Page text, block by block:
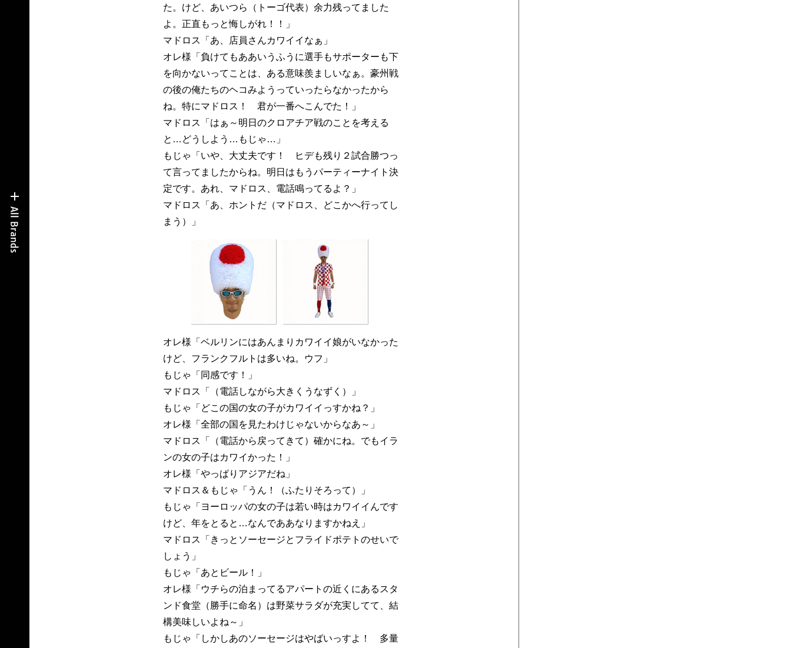
た。けど、あいつら（トーゴ代表）余力残ってました
よ。正直もっと悔しがれ！！」
マドロス「あ、店員さんカワイイなぁ」
オレ様「負けてもああいうふうに選手もサポーターも下
を向かないってことは、ある意味羨ましいなぁ。豪州戦
の後の俺たちのヘコみようっていったらなかったから
ね。特にマドロス！ 君が一番へこんでた！」
マドロス「はぁ～明日のクロアチア戦のことを考える
と…どうしよう…もじゃ…」
もじゃ「いや、大丈夫です！ ヒデも残り２試合勝つっ
て言ってましたからね。明日はもうパーティーナイト決
定です。あれ、マドロス、電話鳴ってるよ？」
マドロス「あ、ホントだ（マドロス、どこかへ行ってし
まう）」
オレ様「ベルリンにはあんまりカワイイ娘がいなかった
けど、フランクフルトは多いね。ウフ」
もじゃ「同感です！」
マドロス「（電話しながら大きくうなずく）」
もじゃ「どこの国の女の子がカワイイっすかね？」
オレ様「全部の国を見たわけじゃないからなあ～」
マドロス「（電話から戻ってきて）確かにね。でもイラ
ンの女の子はカワイかった！」
オレ様「やっぱりアジアだね」
マドロス＆もじゃ「うん！（ふたりそろって）」
もじゃ「ヨーロッパの女の子は若い時はカワイイんです
けど、年をとると…なんでああなりますかねえ」
マドロス「きっとソーセージとフライドポテトのせいで
しょう」
もじゃ「あとビール！」
オレ様「ウチらの泊まってるアパートの近くにあるスタ
ンド食堂（勝手に命名）は野菜サラダが充実してて、結
構美味しいよね～」
もじゃ「しかしあのソーセージはやばいっすよ！ 多量